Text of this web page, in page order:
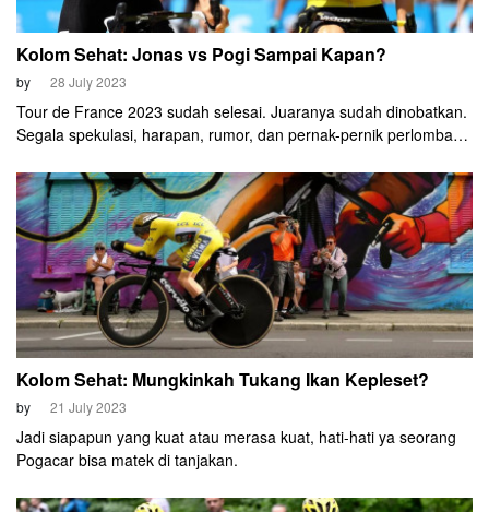
Kolom Sehat: Jonas vs Pogi Sampai Kapan?
by 28 July 2023
Tour de France 2023 sudah selesai. Juaranya sudah dinobatkan.
Segala spekulasi, harapan, rumor, dan pernak-pernik perlombaan
membalas di minggu kedua, tapi seakan sudah klimaks sebelum
etape gunung terakhir.
Kolom Sehat: Mungkinkah Tukang Ikan Kepleset?
by 21 July 2023
Jadi siapapun yang kuat atau merasa kuat, hati-hati ya seorang
Pogacar bisa matek di tanjakan.